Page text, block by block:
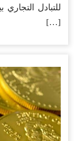
للتبادل
[…]